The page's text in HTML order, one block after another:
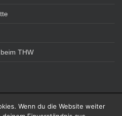
THW
IMPRESSUM
Wenn du die Website weiter